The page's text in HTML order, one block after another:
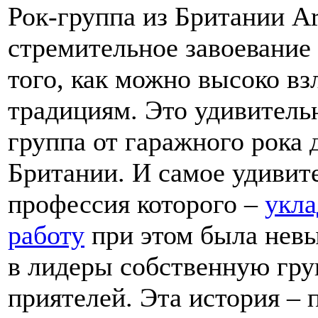
Рок-группа из Британии
стремительное
того, как можно высоко
традициям. Это
группа от гаражного рока
Британии. И самое
профессия которого –
работу при этом была
в лидеры собственную
приятелей. Эта история –